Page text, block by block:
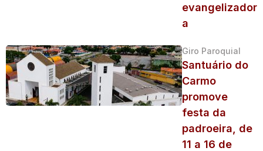
evangelizador
a
Giro Paroquial
Santuário do
Carmo
promove
festa da
padroeira, de
11 a 16 de